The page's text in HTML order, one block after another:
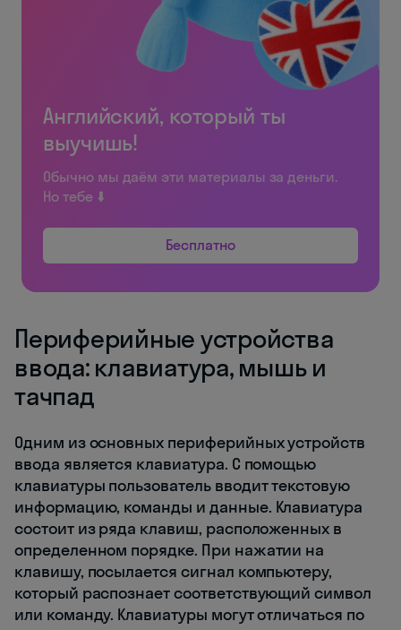
Английский, который ты
выучишь!
Обычно мы даём эти материалы за деньги.
Но тебе ⬇️
Бесплатно
Периферийные устройства
ввода: клавиатура, мышь и
тачпад
Одним из основных периферийных устройств
ввода является клавиатура. С помощью
клавиатуры пользователь вводит текстовую
информацию, команды и данные. Клавиатура
состоит из ряда клавиш, расположенных в
определенном порядке. При нажатии на
клавишу, посылается сигнал компьютеру,
который распознает соответствующий символ
или команду. Клавиатуры могут отличаться по